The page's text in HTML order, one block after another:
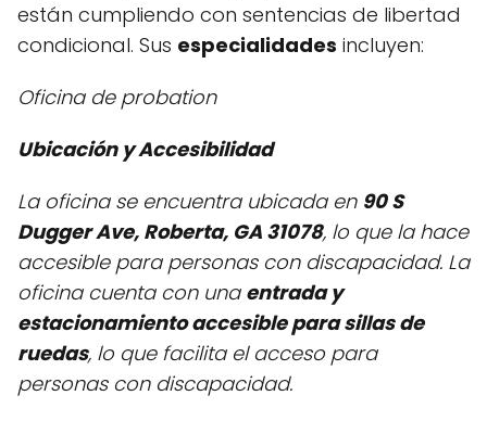
están cumpliendo con sentencias de libertad
condicional. Sus especialidades incluyen:
Oficina de probation
Ubicación y Accesibilidad
La oficina se encuentra ubicada en 90 S
Dugger Ave, Roberta, GA 31078, lo que la hace
accesible para personas con discapacidad. La
oficina cuenta con una entrada y
estacionamiento accesible para sillas de
ruedas, lo que facilita el acceso para
personas con discapacidad.